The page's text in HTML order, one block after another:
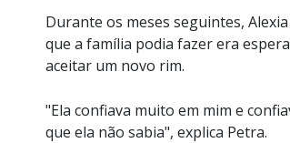
Durante os meses seguintes,
que a família podia fazer era
aceitar um novo rim.
"Ela confiava muito em mim e
que ela não sabia", explica Petra.